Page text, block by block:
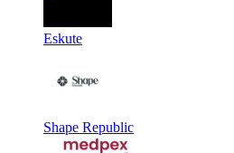
Eskute
Shape Republic